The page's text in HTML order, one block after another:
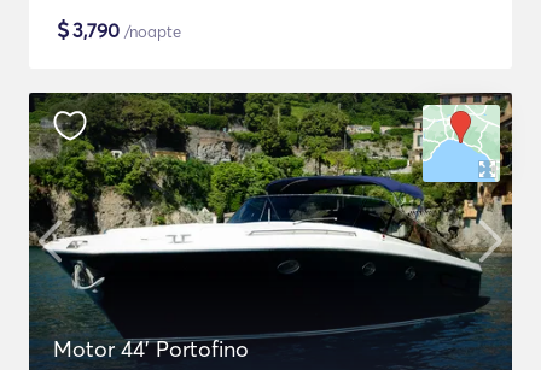
$3,790 /noapte
Motor 44' Portofino